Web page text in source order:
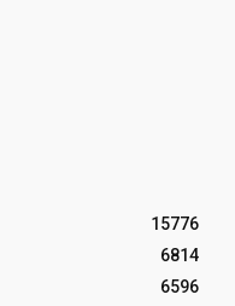
15776
6814
6596